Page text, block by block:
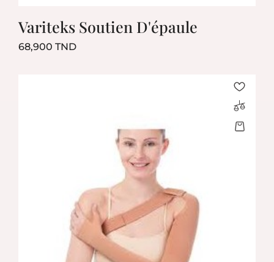
Variteks Soutien D'épaule
68,900 TNDPrix